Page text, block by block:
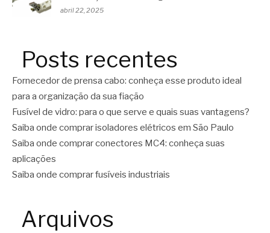
abril 22, 2025
Posts recentes
Fornecedor de prensa cabo: conheça esse produto ideal
para a organização da sua fiação
Fusível de vidro: para o que serve e quais suas vantagens?
Saiba onde comprar isoladores elétricos em São Paulo
Saiba onde comprar conectores MC4: conheça suas
aplicações
Saiba onde comprar fusíveis industriais
Arquivos